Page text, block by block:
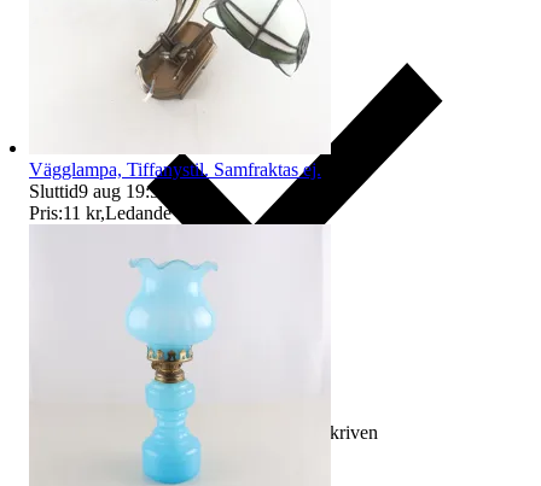
Ersättning om varan inte är som beskriven
Vägglampa, Tiffanystil. Samfraktas ej.
Sluttid9 aug 19:50
Pris:11 kr,Ledande bud